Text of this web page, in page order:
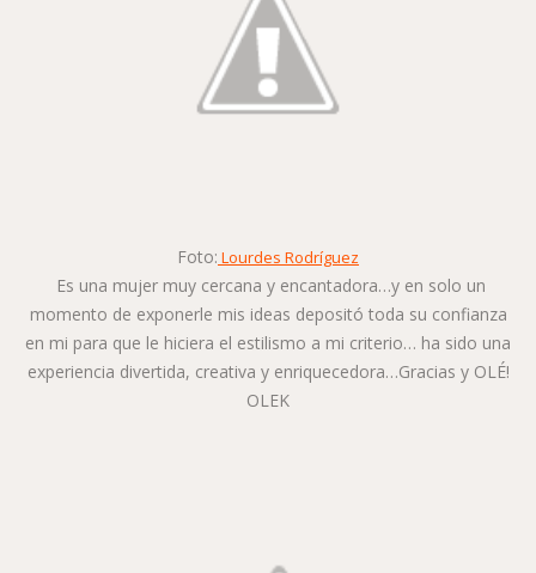
Foto: Lourdes Rodríguez
Es una mujer muy cercana y encantadora…y en solo un
momento de exponerle mis ideas depositó toda su confianza
en mi para que le hiciera el estilismo a mi criterio… ha sido una
experiencia divertida, creativa y enriquecedora…Gracias y OLÉ!
OLEK